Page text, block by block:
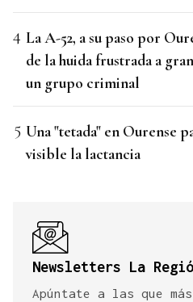
La A-52, a su paso por
de la huida frustrada a
un grupo criminal
Una "tetada" en Ourense
visible la lactancia
Newsletters La
Apúntate a las que